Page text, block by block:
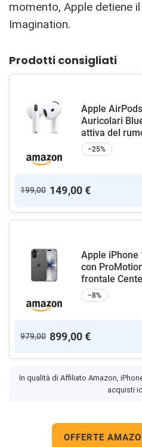
momento, Apple detiene
Imagination.
Prodotti consigliati
Apple
Auricolari
attiva del
−25%
199,00 149,00 €
Apple iPhone
con
frontale
−8%
979,00 899,00 €
In qualità di Affiliato Amazon,
acquisti
OFFERTE